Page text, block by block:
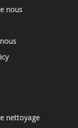
nous
nettoyage